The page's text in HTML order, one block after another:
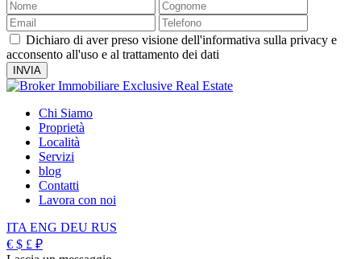
Dichiaro di aver preso visione dell'informativa sulla privacy e
acconsento all'uso e al trattamento dei dati
Chi Siamo
Proprietà
Località
Servizi
blog
Contatti
Lavora con noi
ITA ENG DEU RUS
€ $ £ ₽